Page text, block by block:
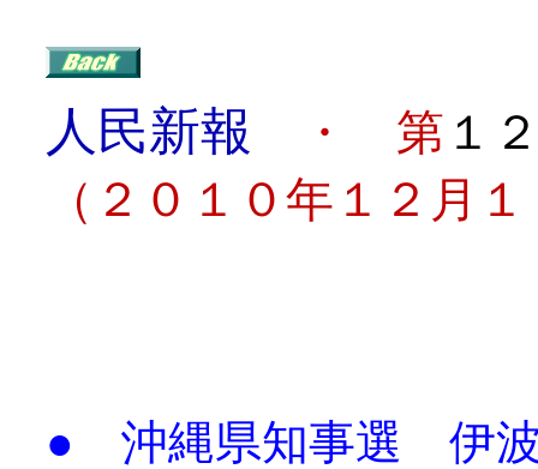
人民新報 ・ 第 １
（２０１０年１２月
● 沖縄県知事選 伊